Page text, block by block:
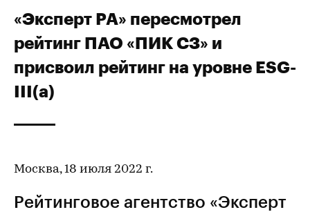
«Эксперт РА» пересмотрел
рейтинг ПАО «ПИК СЗ» и
присвоил рейтинг на уровне ESG-
III(a)
Москва, 18 июля 2022 г.
Рейтинговое агентство «Эксперт